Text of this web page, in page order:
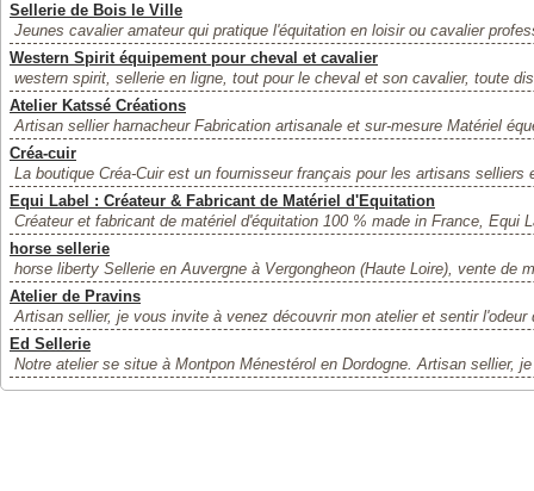
Sellerie de Bois le Ville
Jeunes cavalier amateur qui pratique l'équitation en loisir ou cavalier
Western Spirit équipement pour cheval et cavalier
western spirit, sellerie en ligne, tout pour le cheval et son cavalier, toute
Atelier Katssé Créations
Artisan sellier harnacheur Fabrication artisanale et sur-mesure Matériel
Créa-cuir
La boutique Créa-Cuir est un fournisseur français pour les artisans selliers
Equi Label : Créateur & Fabricant de Matériel d'Equitation
Créateur et fabricant de matériel d'équitation 100 % made in France, Equi
horse sellerie
horse liberty Sellerie en Auvergne à Vergongheon (Haute Loire), vente de
Atelier de Pravins
Artisan sellier, je vous invite à venez découvrir mon atelier et sentir l'odeur
Ed Sellerie
Notre atelier se situe à Montpon Ménestérol en Dordogne. Artisan sellier,